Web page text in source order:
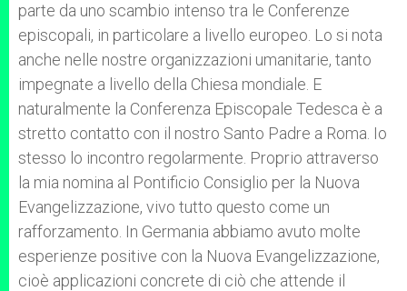
parte da uno scambio intenso tra le Conferenze
episcopali, in particolare a livello europeo. Lo si nota
anche nelle nostre organizzazioni umanitarie, tanto
impegnate a livello della Chiesa mondiale. E
naturalmente la Conferenza Episcopale Tedesca è a
stretto contatto con il nostro Santo Padre a Roma. Io
stesso lo incontro regolarmente. Proprio attraverso
la mia nomina al Pontificio Consiglio per la Nuova
Evangelizzazione, vivo tutto questo come un
rafforzamento. In Germania abbiamo avuto molte
esperienze positive con la Nuova Evangelizzazione,
cioè applicazioni concrete di ciò che attende il